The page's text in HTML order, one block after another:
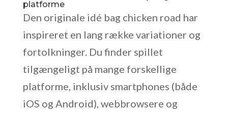
platforme
Den originale idé bag chicken road har
inspireret en lang række variationer og
fortolkninger. Du finder spillet
tilgængeligt på mange forskellige
platforme, inklusiv smartphones (både
iOS og Android), webbrowsere og